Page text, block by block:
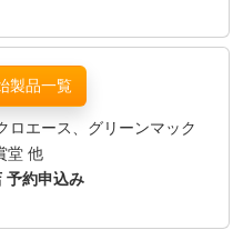
製品一覧
ロエース、グリーンマック
堂 他
予約申込み